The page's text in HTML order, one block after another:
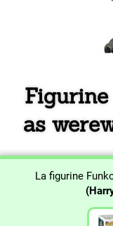
Figurine
as
La figurine